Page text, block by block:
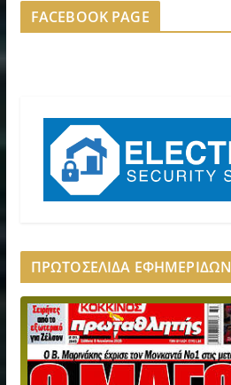
FACEBOOK PAGE
ΠΡΩΤΟΣΕΛΙΔΑ ΕΦΗΜΕΡΙΔΩΝ